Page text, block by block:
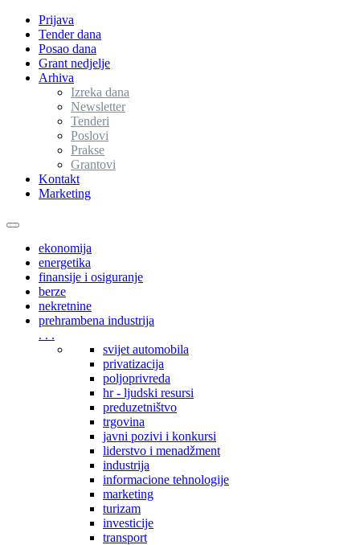
Prijava
Tender dana
Posao dana
Grant nedjelje
Arhiva
Izreka dana
Newsletter
Tenderi
Poslovi
Prakse
Grantovi
Kontakt
Marketing
Toggle
navigationekonomija
energetika
finansije i osiguranje
berze
nekretnine
prehrambena industrija
. . .
svijet automobila
privatizacija
poljoprivreda
hr - ljudski resursi
preduzetništvo
trgovina
javni pozivi i konkursi
liderstvo i menadžment
industrija
informacione tehnologije
marketing
turizam
investicije
transport